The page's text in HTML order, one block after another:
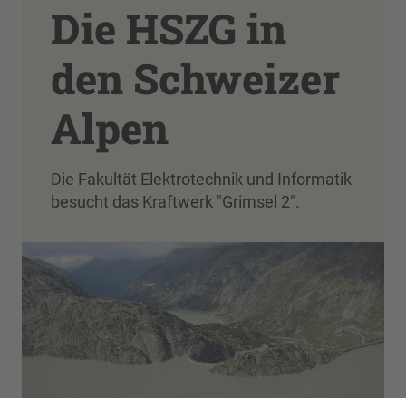
Die HSZG in
den Schweizer
Alpen
Die Fakultät Elektrotechnik und Informatik
besucht das Kraftwerk "Grimsel 2".